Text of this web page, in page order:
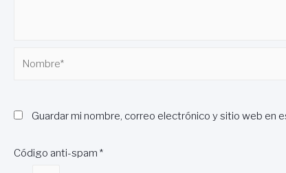
Guardar mi nombre, correo electrónico y sitio web en
Código anti-spam *